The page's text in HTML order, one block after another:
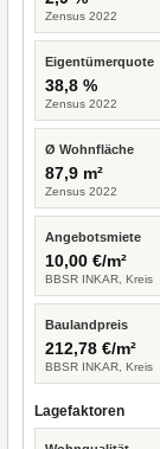
Zensus 2022
Eigentümerquote
38,8 %
Zensus 2022
Ø Wohnfläche
87,9 m²
Zensus 2022
Angebotsmiete
10,00 €/m²
BBSR INKAR, Kreis
Baulandpreis
212,78 €/m²
BBSR INKAR, Kreis
Lagefaktoren